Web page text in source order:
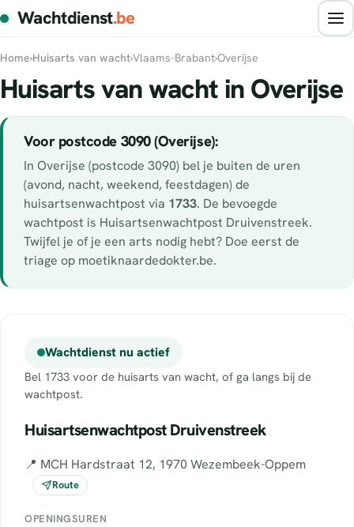
Wachtdienst.be
Home›Huisarts van wacht›Vlaams-Brabant›Overijse
Huisarts van wacht in Overijse
Voor postcode 3090 (Overijse):
In Overijse (postcode 3090) bel je buiten de uren
(avond, nacht, weekend, feestdagen) de
huisartsenwachtpost via 1733. De bevoegde
wachtpost is Huisartsenwachtpost Druivenstreek.
Twijfel je of je een arts nodig hebt? Doe eerst de
triage op moetiknaardedokter.be.
Wachtdienst nu actief
Bel 1733 voor de huisarts van wacht, of ga langs bij de
wachtpost.
Huisartsenwachtpost Druivenstreek
📍 MCH Hardstraat 12, 1970 Wezembeek-Oppem
Route
OPENINGSUREN